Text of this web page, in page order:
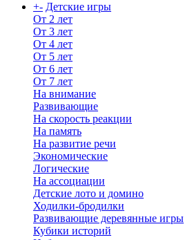
+- Детские игры
От 2 лет
От 3 лет
От 4 лет
От 5 лет
От 6 лет
От 7 лет
На внимание
Развивающие
На скорость реакции
На память
На развитие речи
Экономические
Логические
На ассоциации
Детские лото и домино
Ходилки-бродилки
Развивающие деревянные игры
Кубики историй